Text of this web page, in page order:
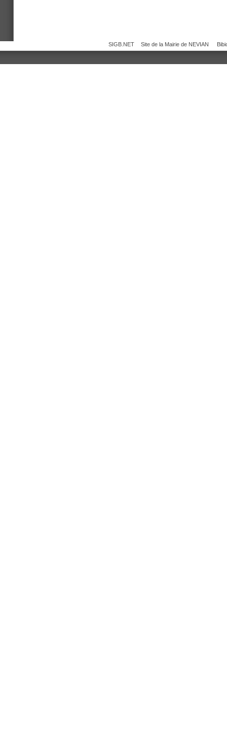
SIGB.NET Site de la Mairie de NEVIAN